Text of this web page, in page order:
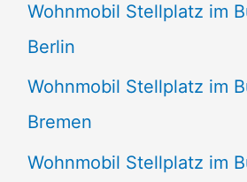
Wohnmobil Stellplatz im
Berlin
Wohnmobil Stellplatz im
Bremen
Wohnmobil Stellplatz im